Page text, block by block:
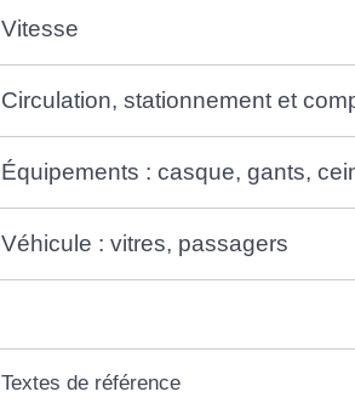
Vitesse
Circulation, stationnement et
Équipements : casque, gants,
Véhicule : vitres, passagers
Textes de référence